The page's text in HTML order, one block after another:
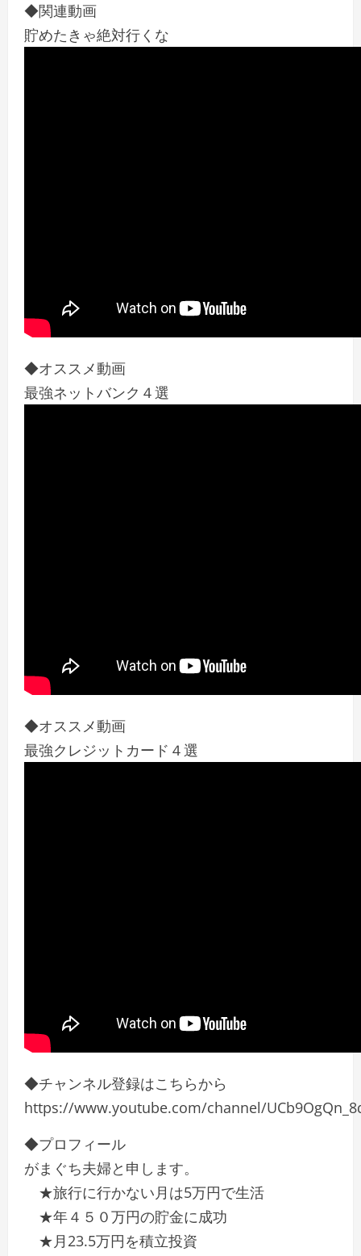
◆関連動画
貯めたきゃ絶対行くな
◆オススメ動画
最強ネットバンク４選
◆オススメ動画
最強クレジットカード４選
◆チャンネル登録はこちらから
https://www.youtube.com/channel/
◆プロフィール
がまぐち夫婦と申します。
★旅行に行かない月は5万円で生活
★年４５０万円の貯金に成功
★月23.5万円を積立投資